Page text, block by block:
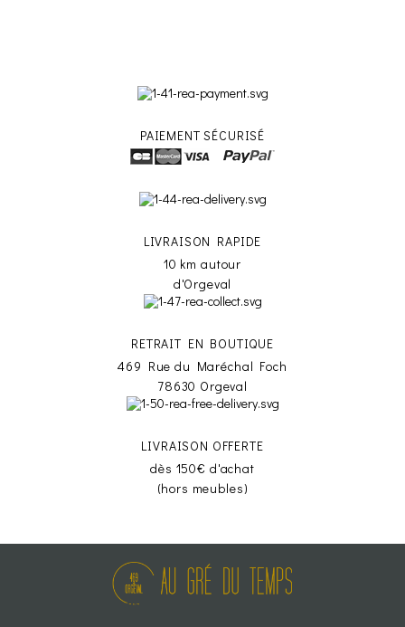
PAIEMENT SÉCURISÉ
LIVRAISON RAPIDE
10 km autour
d'Orgeval
RETRAIT EN BOUTIQUE
469 Rue du Maréchal Foch
78630 Orgeval
LIVRAISON OFFERTE
dès 150€ d'achat
(hors meubles)